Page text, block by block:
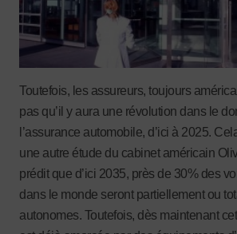
Toutefois, les assureurs, toujours
pas qu’il y aura une révolution dans le
l’assurance automobile, d’ici à 2025.
une autre étude du cabinet américain
prédit que d’ici 2035, près de 30% des
dans le monde seront partiellement ou
autonomes. Toutefois, dès maintenant